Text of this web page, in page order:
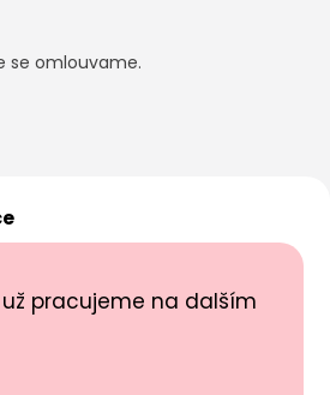
se omlouvame.
pracujeme na dalším